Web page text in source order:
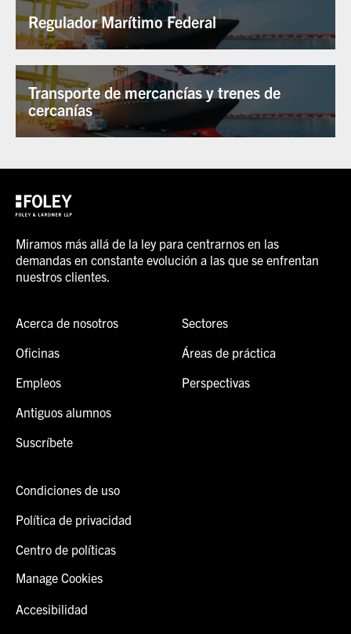
Regulador Marítimo Federal
Transporte de mercancías y trenes de
cercanías
Miramos más allá de la ley para centrarnos en las
demandas en constante evolución a las que se enfrentan
nuestros clientes.
Acerca de nosotros
Oficinas
Empleos
Antiguos alumnos
Suscríbete
Sectores
Áreas de práctica
Perspectivas
Condiciones de uso
Política de privacidad
Centro de políticas
Manage Cookies
Accesibilidad